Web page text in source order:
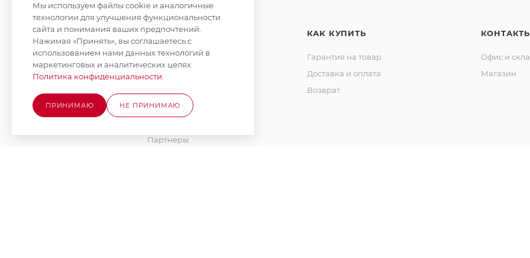
КАТАЛОГ
АКЦИИ
БРЕНДЫ
КОМПАНИЯ
О компании
Новости
Юридическим лицам
Партнеры
КАК КУПИТЬ
Гарантия на товар
Доставка и оплата
Возврат
Офис и
Магазин
Мы используем файлы cookie и аналогичные
технологии для улучшения функциональности
сайта и понимания ваших предпочтений.
Нажимая «Принять», вы соглашаетесь с
использованием нами данных технологий в
маркетинговых и аналитических целях.
Политика конфиденциальности
ПРИНИМАЮ НЕ ПРИНИМАЮ